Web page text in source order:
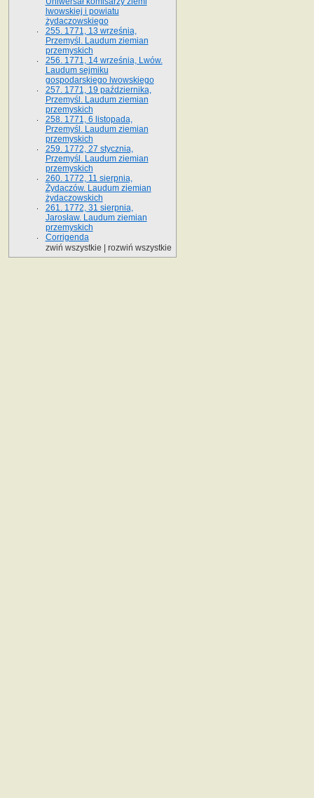
lwowskiej i powiatu
żydaczowskiego
255. 1771, 13 września,
Przemyśl. Laudum ziemian
przemyskich
256. 1771, 14 września, Lwów.
Laudum sejmiku
gospodarskiego lwowskiego
257. 1771, 19 października,
Przemyśl. Laudum ziemian
przemyskich
258. 1771, 6 listopada,
Przemyśl. Laudum ziemian
przemyskich
259. 1772, 27 stycznia,
Przemyśl. Laudum ziemian
przemyskich
260. 1772, 11 sierpnia,
Żydaczów. Laudum ziemian
żydaczowskich
261. 1772, 31 sierpnia,
Jarosław. Laudum ziemian
przemyskich
Corrigenda
zwiń wszystkie
rozwiń wszystkie